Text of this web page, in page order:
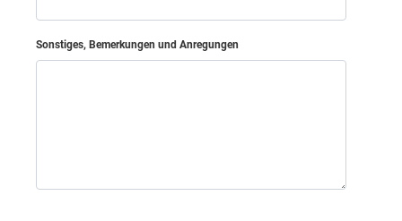
Krems an der Donau (Stadt)
Melk
Sonstiges, Bemerkungen und Anregungen